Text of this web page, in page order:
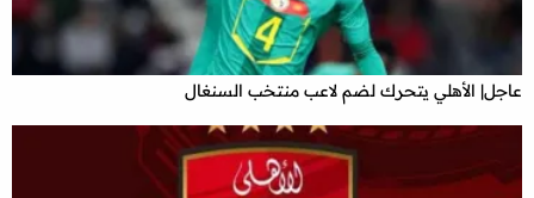
عاجل| الأهلي يتحرك لضم لاعب منتخب السنغال